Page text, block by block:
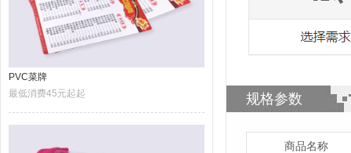
PVC菜牌
最低消费45元起起
规格参数
商品名称